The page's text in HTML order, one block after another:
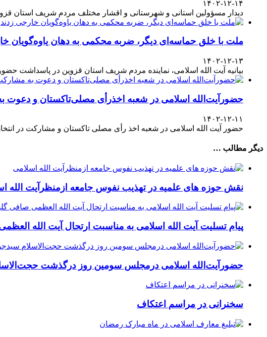
۱۴۰۲-۱۲-۱۴
دیدار مسؤولین استانی و شهرستانی و اقشار مختلف مردم شریف استان
ملت با خلق حماسه‌ای دیگر، ضربه محکمی به دهان یاوه‌گویان
۱۴۰۲-۱۲-۱۳
بیانیه آیت الله اسلامی، نماینده مردم شریف استان قزوین در پاسداشت حضور آگاهانه ملت در انتخابات ۱۱ اسفند۱۴۰۲ بسم
حضورآیت‌الله اسلامی در شعبه اخذرأی مصلی‌تاکستان و دعوت
۱۴۰۲-۱۲-۱۱
حضور آیت الله اسلامی در شعبه اخذ رأی مصلی تاکستان و مشارکت در
دیگر مطالب …
نقش حوزه های علمیه در تهذیب نفوس جامعه ازمنظرآیت الله
پیام تسلیت آیت الله اسلامی به مناسبت ارتحال آیت الله
حضورآیت‌الله اسلامی درمجلس سومین روز درگذشت
سخنرانی در مراسم اعتکاف